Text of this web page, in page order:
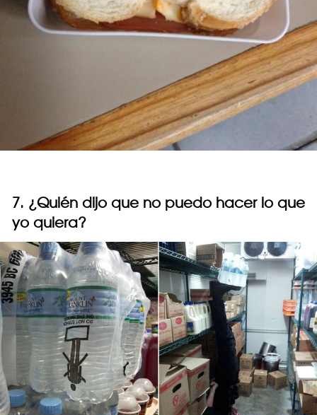
7. ¿Quién dijo que no puedo hacer lo que
yo quiera?